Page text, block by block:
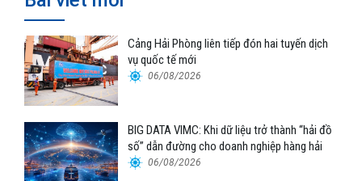
Cảng Hải Phòng liên tiếp đón hai tuyến dịch
vụ quốc tế mới
06/08/2026
BIG DATA VIMC: Khi dữ liệu trở thành “hải đồ
số” dẫn đường cho doanh nghiệp hàng hải
06/08/2026